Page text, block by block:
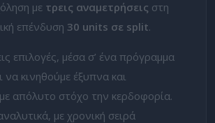
με τρεις αναμετρήσεις στη
επένδυση 30 units σε split.
επιλογές, μέσα σ’ ένα πρόγραμμα
να κινηθούμε έξυπνα και
απόλυτο στόχο την κερδοφορία.
με χρονική σειρά